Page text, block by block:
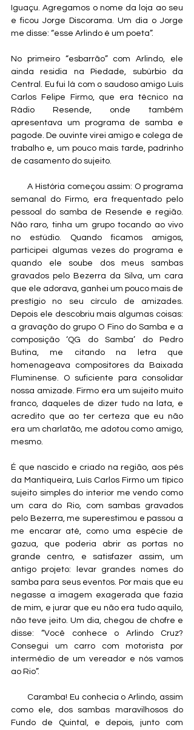
Iguaçu. Agregamos o nome da loja ao seu
e ficou Jorge Discorama. Um dia o Jorge
me disse: “esse Arlindo é um poeta”.
No primeiro “esbarrão” com Arlindo, ele
ainda residia na Piedade, subúrbio da
Central. Eu fui lá com o saudoso amigo Luís
Carlos Felipe Firmo, que era técnico na
Rádio Resende, onde também
apresentava um programa de samba e
pagode. De ouvinte virei amigo e colega de
trabalho e, um pouco mais tarde, padrinho
de casamento do sujeito.
A História começou assim: O programa
semanal do Firmo, era frequentado pelo
pessoal do samba de Resende e região.
Não raro, tinha um grupo tocando ao vivo
no estúdio. Quando ficamos amigos,
participei algumas vezes do programa e
quando ele soube dos meus sambas
gravados pelo Bezerra da Silva, um cara
que ele adorava, ganhei um pouco mais de
prestígio no seu círculo de amizades.
Depois ele descobriu mais algumas coisas:
a gravação do grupo O Fino do Samba e a
composição ‘QG do Samba’ do Pedro
Butina, me citando na letra que
homenageava compositores da Baixada
Fluminense. O suficiente para consolidar
nossa amizade. Firmo era um sujeito muito
franco, daqueles de dizer tudo na lata, e
acredito que ao ter certeza que eu não
era um charlatão, me adotou como amigo,
mesmo.
É que nascido e criado na região, aos pés
da Mantiqueira, Luís Carlos Firmo um típico
sujeito simples do interior me vendo como
um cara do Rio, com sambas gravados
pelo Bezerra, me superestimou e passou a
me encarar até, como uma espécie de
gazua, que poderia abrir as portas no
grande centro, e satisfazer assim, um
antigo projeto: levar grandes nomes do
samba para seus eventos. Por mais que eu
negasse a imagem exagerada que fazia
de mim, e jurar que eu não era tudo aquilo,
não teve jeito. Um dia, chegou de chofre e
disse: “Você conhece o Arlindo Cruz?
Consegui um carro com motorista por
intermédio de um vereador e nós vamos
ao Rio”.
Caramba! Eu conhecia o Arlindo, assim
como ele, dos sambas maravilhosos do
Fundo de Quintal, e depois, junto com